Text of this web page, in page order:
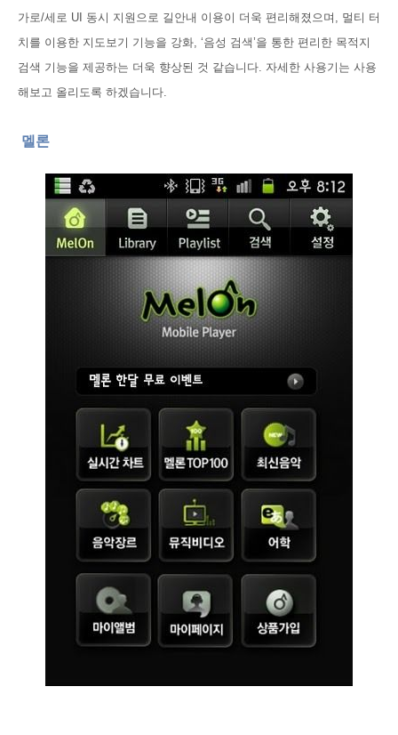
가로/세로 UI 동시 지원으로 길안내 이용이 더욱 편리해졌으며, 멀티 터
치를 이용한 지도보기 기능을 강화, ‘음성 검색’을 통한 편리한 목적지
검색 기능을 제공하는 더욱 향상된 것 같습니다. 자세한 사용기는 사용
해보고 올리도록 하겠습니다.
멜론